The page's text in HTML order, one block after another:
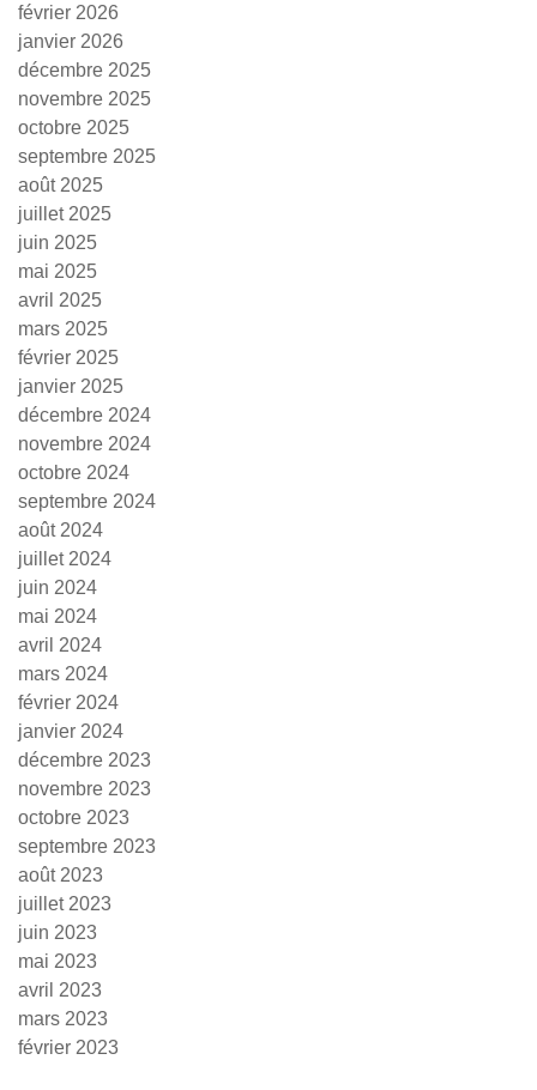
février 2026
janvier 2026
décembre 2025
novembre 2025
octobre 2025
septembre 2025
août 2025
juillet 2025
juin 2025
mai 2025
avril 2025
mars 2025
février 2025
janvier 2025
décembre 2024
novembre 2024
octobre 2024
septembre 2024
août 2024
juillet 2024
juin 2024
mai 2024
avril 2024
mars 2024
février 2024
janvier 2024
décembre 2023
novembre 2023
octobre 2023
septembre 2023
août 2023
juillet 2023
juin 2023
mai 2023
avril 2023
mars 2023
février 2023